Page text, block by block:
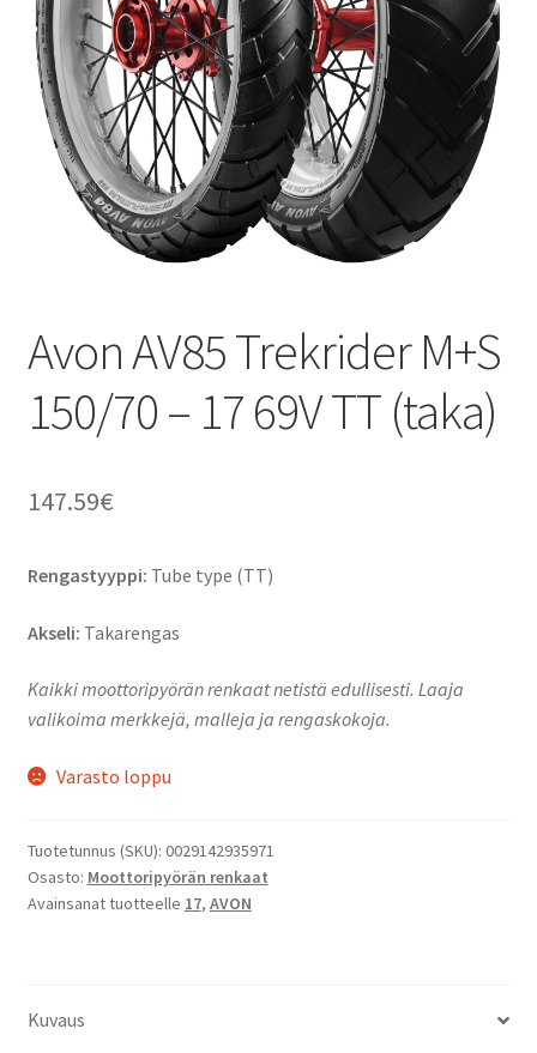
Avon AV85 Trekrider M+S
150/70 – 17 69V TT (taka)
147.59€
Rengastyyppi: Tube type (TT)
Akseli: Takarengas
Kaikki moottoripyörän renkaat netistä edullisesti. Laaja
valikoima merkkejä, malleja ja rengaskokoja.
Varasto loppu
Tuotetunnus (SKU): 0029142935971
Osasto: Moottoripyörän renkaat
Avainsanat tuotteelle 17, AVON
Kuvaus